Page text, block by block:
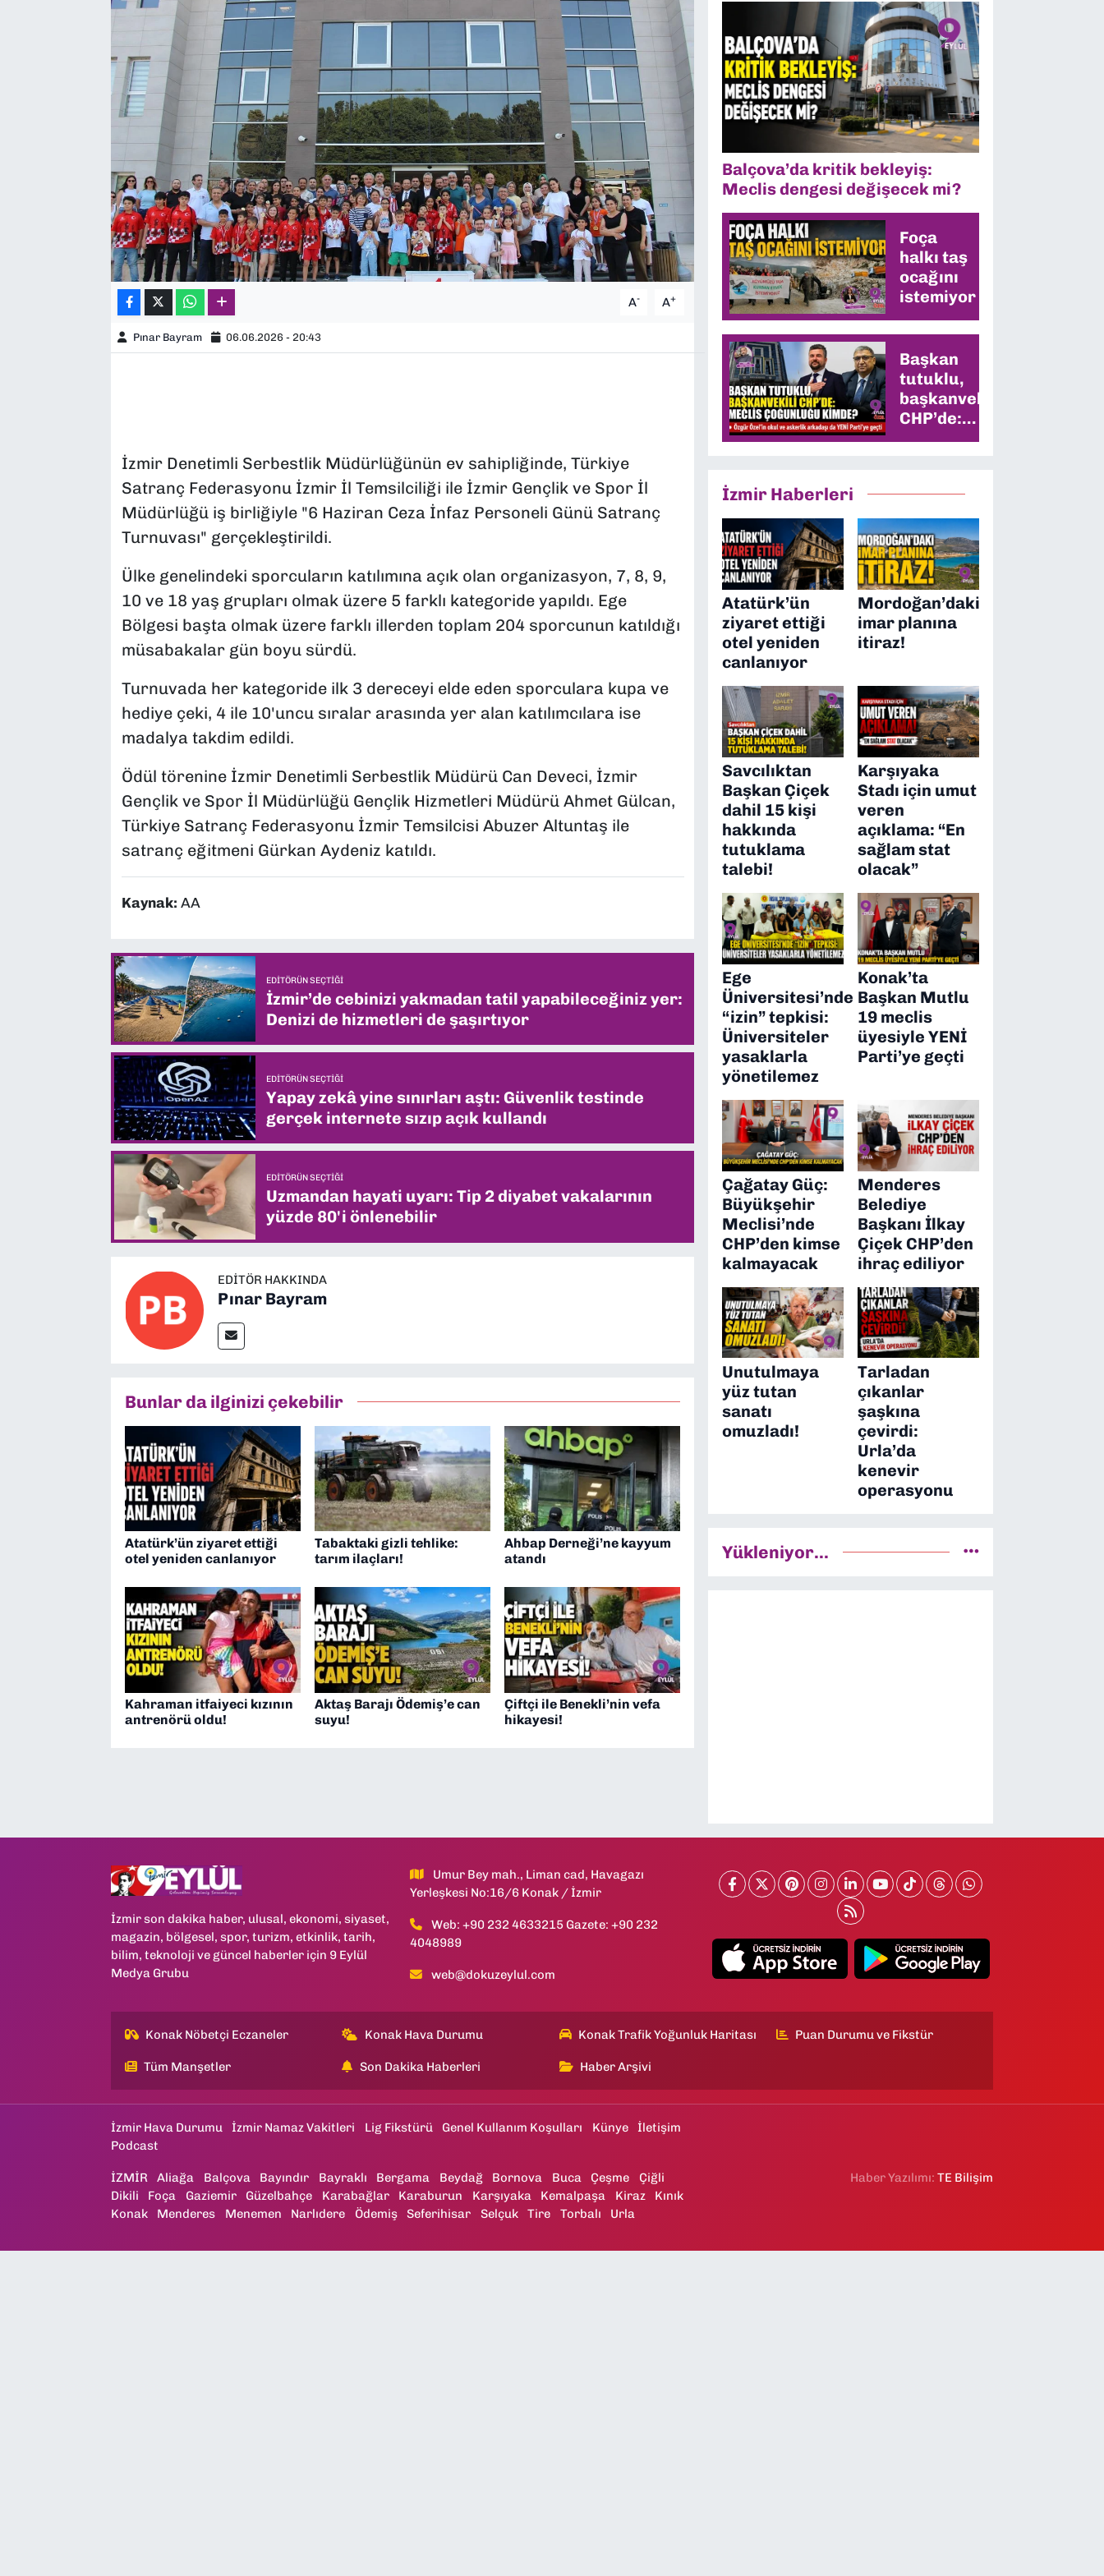
A- A+
Pınar Bayram 06.06.2026 - 20:43
İzmir Denetimli Serbestlik Müdürlüğünün ev sahipliğinde, Türkiye
Satranç Federasyonu İzmir İl Temsilciliği ile İzmir Gençlik ve Spor İl
Müdürlüğü iş birliğiyle "6 Haziran Ceza İnfaz Personeli Günü Satranç
Turnuvası" gerçekleştirildi.
Ülke genelindeki sporcuların katılımına açık olan organizasyon, 7, 8, 9,
10 ve 18 yaş grupları olmak üzere 5 farklı kategoride yapıldı. Ege
Bölgesi başta olmak üzere farklı illerden toplam 204 sporcunun katıldığı
müsabakalar gün boyu sürdü.
Turnuvada her kategoride ilk 3 dereceyi elde eden sporculara kupa ve
hediye çeki, 4 ile 10'uncu sıralar arasında yer alan katılımcılara ise
madalya takdim edildi.
Ödül törenine İzmir Denetimli Serbestlik Müdürü Can Deveci, İzmir
Gençlik ve Spor İl Müdürlüğü Gençlik Hizmetleri Müdürü Ahmet Gülcan,
Türkiye Satranç Federasyonu İzmir Temsilcisi Abuzer Altuntaş ile
satranç eğitmeni Gürkan Aydeniz katıldı.
Kaynak: AA
EDITÖRÜN SEÇTIĞI
İzmir’de cebinizi yakmadan tatil yapabileceğiniz yer:
Denizi de hizmetleri de şaşırtıyor
EDITÖRÜN SEÇTIĞI
Yapay zekâ yine sınırları aştı: Güvenlik testinde
gerçek internete sızıp açık kullandı
EDITÖRÜN SEÇTIĞI
Uzmandan hayati uyarı: Tip 2 diyabet vakalarının
yüzde 80'i önlenebilir
EDITÖR HAKKINDA
Pınar Bayram
Bunlar da ilginizi çekebilir
Atatürk’ün ziyaret ettiği
otel yeniden canlanıyor
Tabaktaki gizli tehlike:
tarım ilaçları!
Ahbap Derneği’ne kayyum
atandı
Kahraman itfaiyeci kızının
antrenörü oldu!
Aktaş Barajı Ödemiş’e can
suyu!
Çiftçi ile Benekli’nin vefa
hikayesi!
Balçova’da kritik bekleyiş:
Meclis dengesi değişecek mi?
Foça
halkı taş
ocağını
istemiyor
Başkan
tutuklu,
başkanvekili
CHP’de:
Meclis
İzmir Haberleri
Atatürk’ün
ziyaret ettiği
otel yeniden
canlanıyor
Mordoğan’daki
imar planına
itiraz!
Savcılıktan
Başkan Çiçek
dahil 15 kişi
hakkında
tutuklama
talebi!
Karşıyaka
Stadı için umut
veren
açıklama: “En
sağlam stat
olacak”
Ege
Üniversitesi’nde
“izin” tepkisi:
Üniversiteler
yasaklarla
yönetilemez
Konak’ta
Başkan Mutlu
19 meclis
üyesiyle YENİ
Parti’ye geçti
Çağatay Güç:
Büyükşehir
Meclisi’nde
CHP’den kimse
kalmayacak
Menderes
Belediye
Başkanı İlkay
Çiçek CHP’den
ihraç ediliyor
Unutulmaya
yüz tutan
sanatı
omuzladı!
Tarladan
çıkanlar
şaşkına
çevirdi:
Urla’da
kenevir
operasyonu
Yükleniyor...
İzmir son dakika haber, ulusal, ekonomi, siyaset,
magazin, bölgesel, spor, turizm, etkinlik, tarih,
bilim, teknoloji ve güncel haberler için 9 Eylül
Medya Grubu
Umur Bey mah., Liman cad, Havagazı
Yerleşkesi No:16/6 Konak / İzmir
Web: +90 232 4633215 Gazete: +90 232
4048989
web@dokuzeylul.com
Konak Nöbetçi Eczaneler Konak Hava Durumu Konak Trafik Yoğunluk Haritası Puan Durumu ve Fikstür
Tüm Manşetler Son Dakika Haberleri Haber Arşivi
İzmir Hava Durumu İzmir Namaz Vakitleri Lig Fikstürü Genel Kullanım Koşulları Künye
İletişim
Podcast
İZMİR Aliağa Balçova Bayındır Bayraklı Bergama Beydağ Bornova Buca Çeşme
Çiğli
Dikili
Foça Gaziemir Güzelbahçe Karabağlar Karaburun Karşıyaka Kemalpaşa Kiraz
Kınık
Konak
Menderes Menemen Narlıdere Ödemiş Seferihisar Selçuk Tire Torbalı Urla
Haber Yazılımı:TE Bilişim
TEKNOLOJİ
YEREL YÖNETİMLER